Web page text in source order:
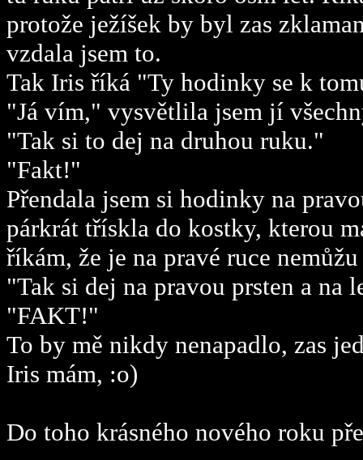
protože ježíšek by byl zas
vzdala jsem to.
Tak Iris říká "Ty hodinky se k
"Já vím," vysvětlila jsem jí
"Tak si to dej na druhou ruku."
"Fakt!"
Přendala jsem si hodinky na
párkrát třískla do kostky, kterou
říkám, že je na pravé ruce
"Tak si dej na pravou prsten a na
"FAKT!"
To by mě nikdy nenapadlo, zas
Iris mám, :o)
Do toho krásného nového roku